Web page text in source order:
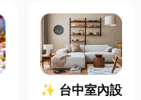
✨ 台中室內設